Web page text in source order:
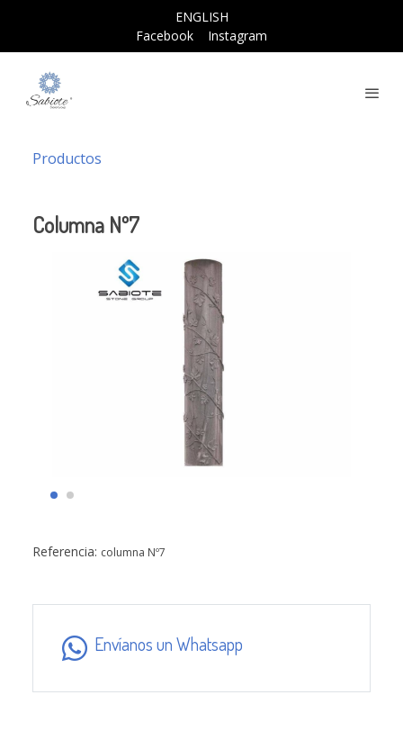
ENGLISH
Facebook
Instagram
Productos
Columna Nº7
Referencia: columna Nº7
Envíanos un Whatsapp